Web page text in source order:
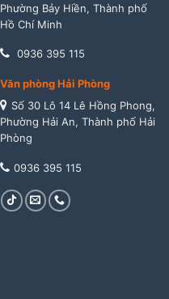
Phường Bảy Hiền, Thành phố
Hồ Chí Minh
0936 395 115
Văn phòng Hải Phòng
Số 30 Lô 14 Lê Hồng Phong,
Phường Hải An, Thành phố Hải
Phòng
0936 395 115